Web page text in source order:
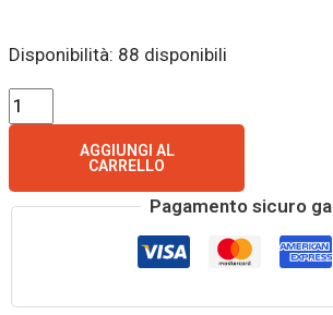
Disponibilità: 88 disponibili
AGGIUNGI AL
CARRELLO
Pagamento sicuro